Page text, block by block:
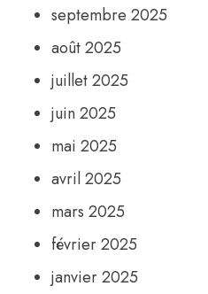
septembre 2025
août 2025
juillet 2025
juin 2025
mai 2025
avril 2025
mars 2025
février 2025
janvier 2025